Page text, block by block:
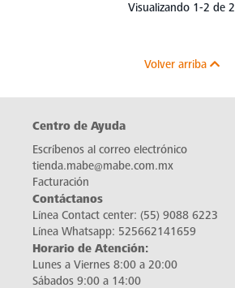
Visualizando 1-2 de 2
Volver arriba
Centro de Ayuda
Escríbenos al correo electrónico
tienda.mabe@mabe.com.mx
Facturación
Contáctanos
Línea Contact center: (55) 9088 6223
Línea Whatsapp: 525662141659
Horario de Atención:
Lunes a Viernes 8:00 a 20:00
Sábados 9:00 a 14:00